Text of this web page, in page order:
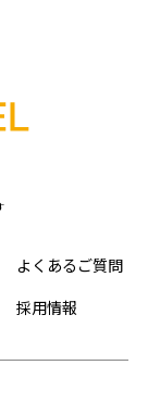
よくあるご質問
採用情報